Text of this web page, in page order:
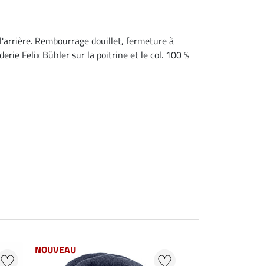
Rembourrage douillet, fermeture à
Felix Bühler sur la poitrine et le col. 100 %
NOUVEAU